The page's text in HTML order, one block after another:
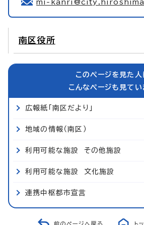
mi-
南区役所
このページを見た人
こんなページも見てい
広報紙「南区だより」
地域の情報（南区）
利用可能な施設 その他施設
利用可能な施設 文化施設
連携中枢都市宣言
前のページへ戻る ト